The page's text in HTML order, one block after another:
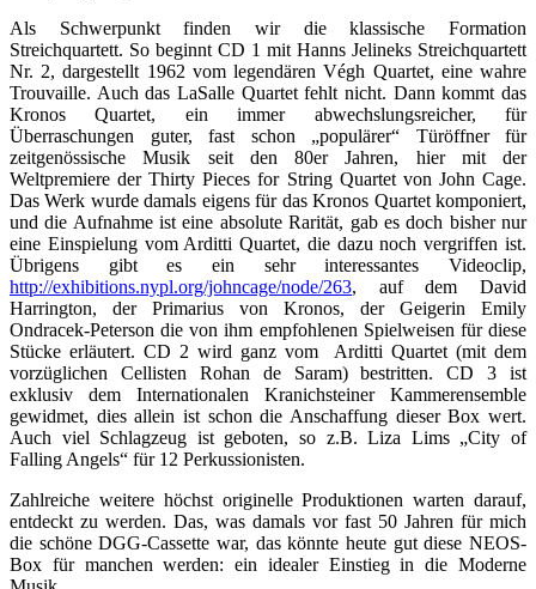
Als Schwerpunkt finden wir die klassische Formation
Streichquartett. So beginnt CD 1 mit Hanns Jelineks Streichquartett
Nr. 2, dargestellt 1962 vom legendären Végh Quartet, eine wahre
Trouvaille. Auch das LaSalle Quartet fehlt nicht. Dann kommt das
Kronos Quartet, ein immer abwechslungsreicher, für
Überraschungen guter, fast schon „populärer“ Türöffner für
zeitgenössische Musik seit den 80er Jahren, hier mit der
Weltpremiere der Thirty Pieces for String Quartet von John Cage.
Das Werk wurde damals eigens für das Kronos Quartet komponiert,
und die Aufnahme ist eine absolute Rarität, gab es doch bisher nur
eine Einspielung vom Arditti Quartet, die dazu noch vergriffen ist.
Übrigens gibt es ein sehr interessantes Videoclip,
http://exhibitions.nypl.org/johncage/node/263, auf dem David
Harrington, der Primarius von Kronos, der Geigerin Emily
Ondracek-Peterson die von ihm empfohlenen Spielweisen für diese
Stücke erläutert. CD 2 wird ganz vom Arditti Quartet (mit dem
vorzüglichen Cellisten Rohan de Saram) bestritten. CD 3 ist
exklusiv dem Internationalen Kranichsteiner Kammerensemble
gewidmet, dies allein ist schon die Anschaffung dieser Box wert.
Auch viel Schlagzeug ist geboten, so z.B. Liza Lims „City of
Falling Angels“ für 12 Perkussionisten.
Zahlreiche weitere höchst originelle Produktionen warten darauf,
entdeckt zu werden. Das, was damals vor fast 50 Jahren für mich
die schöne DGG-Cassette war, das könnte heute gut diese NEOS-
Box für manchen werden: ein idealer Einstieg in die Moderne